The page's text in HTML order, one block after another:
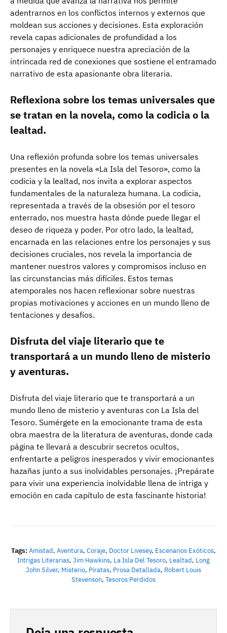
adentrarnos en los conflictos internos y externos que
moldean sus acciones y decisiones. Esta exploración
revela capas adicionales de profundidad a los
personajes y enriquece nuestra apreciación de la
intrincada red de conexiones que sostiene el entramado
narrativo de esta apasionante obra literaria.
Reflexiona sobre los temas universales que
se tratan en la novela, como la codicia o la
lealtad.
Una reflexión profunda sobre los temas universales
presentes en la novela «La Isla del Tesoro», como la
codicia y la lealtad, nos invita a explorar aspectos
fundamentales de la naturaleza humana. La codicia,
representada a través de la obsesión por el tesoro
enterrado, nos muestra hasta dónde puede llegar el
deseo de riqueza y poder. Por otro lado, la lealtad,
encarnada en las relaciones entre los personajes y sus
decisiones cruciales, nos revela la importancia de
mantener nuestros valores y compromisos incluso en
las circunstancias más difíciles. Estos temas
atemporales nos hacen reflexionar sobre nuestras
propias motivaciones y acciones en un mundo lleno de
tentaciones y desafíos.
Disfruta del viaje literario que te
transportará a un mundo lleno de misterio
y aventuras.
Disfruta del viaje literario que te transportará a un
mundo lleno de misterio y aventuras con La Isla del
Tesoro. Sumérgete en la emocionante trama de esta
obra maestra de la literatura de aventuras, donde cada
página te llevará a descubrir secretos ocultos,
enfrentarte a peligros inesperados y vivir emocionantes
hazañas junto a sus inolvidables personajes. ¡Prepárate
para vivir una experiencia inolvidable llena de intriga y
emoción en cada capítulo de esta fascinante historia!
Tags:Amistad, Aventura, Coraje, Doctor Livesey, Escenarios Exóticos,
Intrigas Literarias, Jim Hawkins, La Isla Del Tesoro, Lealtad, Long
John Silver, Misterio, Piratas, Prosa Detallada, Robert Louis
Stevenson, Tesoros Perdidos